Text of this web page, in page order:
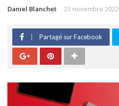
Daniel Blanchet 23 novembre 2022
Partagé sur Facebook